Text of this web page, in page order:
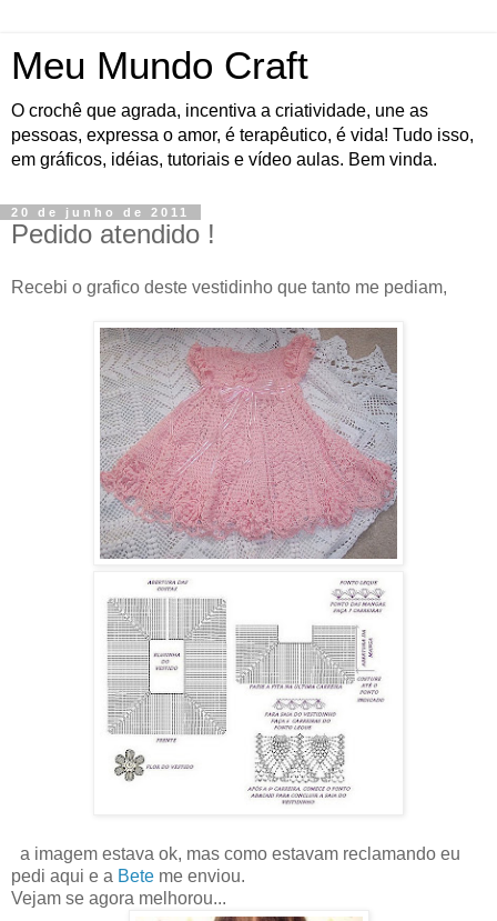
Meu Mundo Craft
O crochê que agrada, incentiva a criatividade, une as
pessoas, expressa o amor, é terapêutico, é vida! Tudo isso,
em gráficos, idéias, tutoriais e vídeo aulas. Bem vinda.
20 de junho de 2011
Pedido atendido !
Recebi o grafico deste vestidinho que tanto me pediam,
a imagem estava ok, mas como estavam reclamando eu
pedi aqui e a Bete me enviou.
Vejam se agora melhorou...